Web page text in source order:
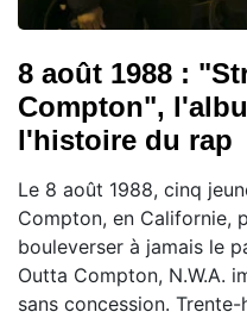
8 août 1988 :
Compton",
l'histoire du rap
Le 8 août 1988, cinq
Compton, en Californie,
bouleverser à jamais le
Outta Compton, N.W.A.
sans concession.